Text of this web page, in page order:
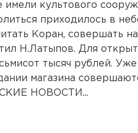
культового
приходилось в
Коран, совершать
Н.Латыпов. Для
тысяч рублей. Уже
магазина
НОВОСТИ...